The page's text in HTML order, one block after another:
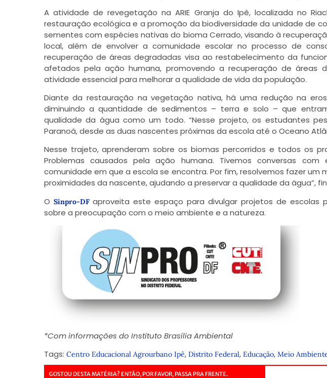
A atividade de revegetação na ARIE Granja do Ipê, localizada no
restauração ecológica e a promoção da biodiversidade da unidade de
sementes com espécies nativas do bioma Cerrado, visando à
local, além de envolver a comunidade escolar no processo de
recuperação de áreas degradadas visa ao restabelecimento da
afetados pela ação humana, promovendo a recuperação de áreas
atividade essencial para melhorar a qualidade de vida da população.
Diante da restauração na vegetação nativa, há uma redução na
diminuindo a quantidade de sedimentos – terra e solo – que
qualidade da água como um todo. “Nesse projeto, os estudantes
Paranoá, desde as duas nascentes próximas da escola até o Oceano
Nesse trajeto, aprenderam sobre os biomas percorridos e todos os
Problemas causados pela ação humana. Tivemos conversas
comunidade em que a escola se encontra. Por fim, resolvemos fazer um
proximidades da nascente, ajudando a preservar a qualidade da água”,
O Sinpro-DFaproveita este espaço para divulgar projetos de escolas
sobre a preocupação com o meio ambiente e a natureza.
*Com informações do Instituto Brasília Ambiental
Tags: Centro Educacional Agrourbano Ipê, Distrito Federal, Educação, Meio
GOSTOU DESTA MATÉRIA? ENTÃO, POR FAVOR, PASSA PRA FRENTE.